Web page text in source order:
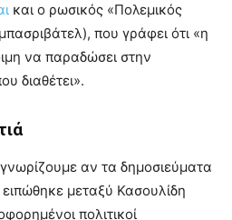
και ο ρωσικός «Πολεμικός
που γράφει ότι «η
να παραδώσει στην
διαθέτει».
αν τα δημοσιεύματα
ειπώθηκε μεταξύ Κασουλίδη
πολιτικοί